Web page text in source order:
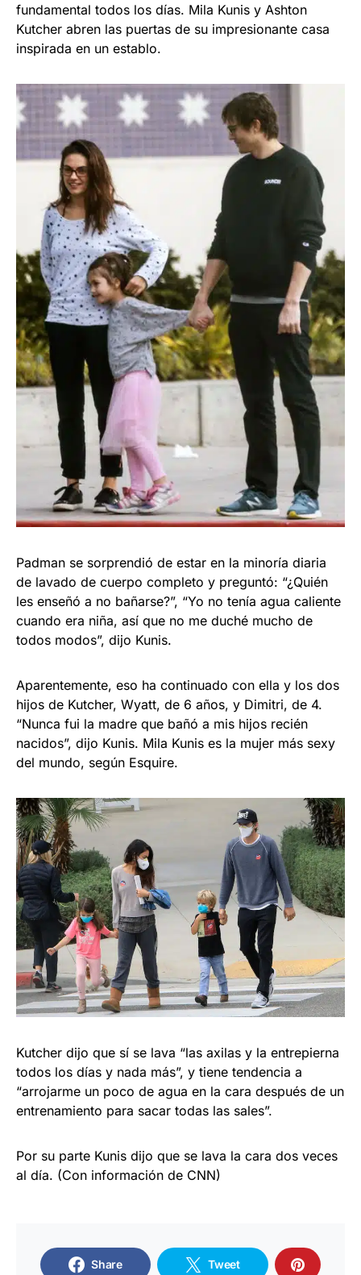
fundamental todos los días. Mila Kunis y Ashton
Kutcher abren las puertas de su impresionante casa
inspirada en un establo.
Padman se sorprendió de estar en la minoría diaria
de lavado de cuerpo completo y preguntó: “¿Quién
les enseñó a no bañarse?”, “Yo no tenía agua caliente
cuando era niña, así que no me duché mucho de
todos modos”, dijo Kunis.
Aparentemente, eso ha continuado con ella y los dos
hijos de Kutcher, Wyatt, de 6 años, y Dimitri, de 4.
“Nunca fui la madre que bañó a mis hijos recién
nacidos”, dijo Kunis. Mila Kunis es la mujer más sexy
del mundo, según Esquire.
Kutcher dijo que sí se lava “las axilas y la entrepierna
todos los días y nada más”, y tiene tendencia a
“arrojarme un poco de agua en la cara después de un
entrenamiento para sacar todas las sales”.
Por su parte Kunis dijo que se lava la cara dos veces
al día. (Con información de CNN)
Share Tweet